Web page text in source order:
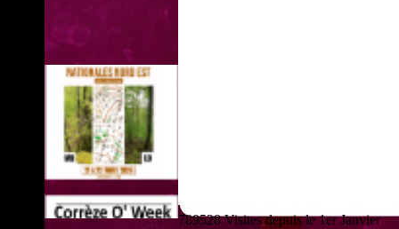
789528 Visites depuis le 1er Janvier